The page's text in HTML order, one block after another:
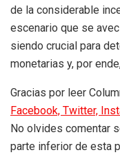
de la considerable
escenario que se
siendo crucial para
monetarias y, por
Gracias por leer
Facebook, Twitter,
No olvides comentar
parte inferior de esta